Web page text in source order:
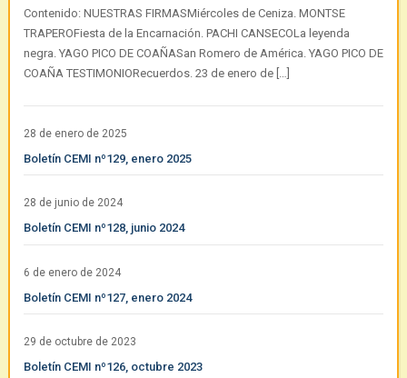
Contenido: NUESTRAS FIRMASMiércoles de Ceniza. MONTSE
TRAPEROFiesta de la Encarnación. PACHI CANSECOLa leyenda
negra. YAGO PICO DE COAÑASan Romero de América. YAGO PICO DE
COAÑA TESTIMONIORecuerdos. 23 de enero de […]
28 de enero de 2025
Boletín CEMI nº129, enero 2025
28 de junio de 2024
Boletín CEMI nº128, junio 2024
6 de enero de 2024
Boletín CEMI nº127, enero 2024
29 de octubre de 2023
Boletín CEMI nº126, octubre 2023